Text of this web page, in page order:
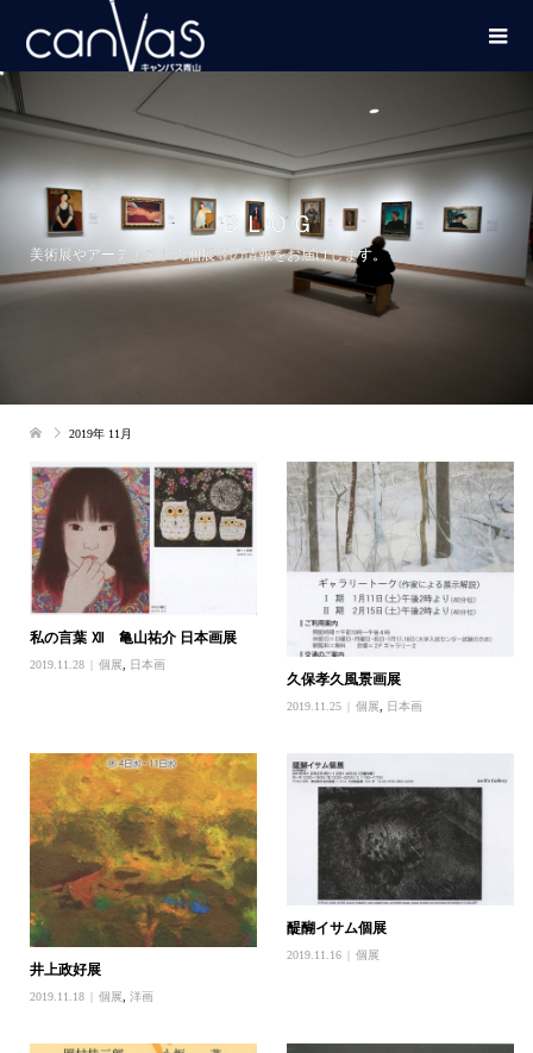
ＢＬＯＧ
美術展やアーティストの個展等の情報をお届けします。
2019年 11月
私の言葉 Ⅻ 亀山祐介 日本画展
2019.11.28 個展 日本画
久保孝久風景画展
2019.11.25 個展 日本画
井上政好展
2019.11.18 個展 洋画
醍醐イサム個展
2019.11.16 個展